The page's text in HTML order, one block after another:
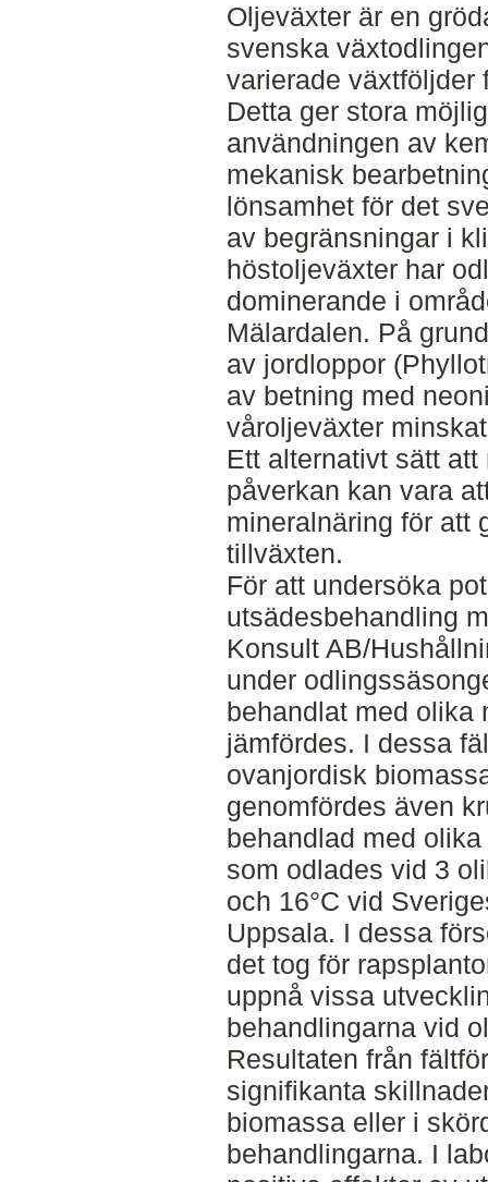
Oljeväxter är en
svenska
varierade växtföljder
Detta ger stora
användningen av
mekanisk
lönsamhet för det
av begränsningar i
höstoljeväxter har
dominerande i
Mälardalen. På
av jordloppor
av betning med
våroljeväxter
Ett alternativt sätt
påverkan kan vara
mineralnäring för att
tillväxten.
För att undersöka
utsädesbehandling
Konsult AB/
under
behandlat med olika
jämfördes. I dessa
ovanjordisk
genomfördes även
behandlad med
som odlades vid 3
och 16°C vid
Uppsala. I dessa
det tog för
uppnå vissa
behandlingarna vid
Resultaten från
signifikanta
biomassa eller i
behandlingarna. I